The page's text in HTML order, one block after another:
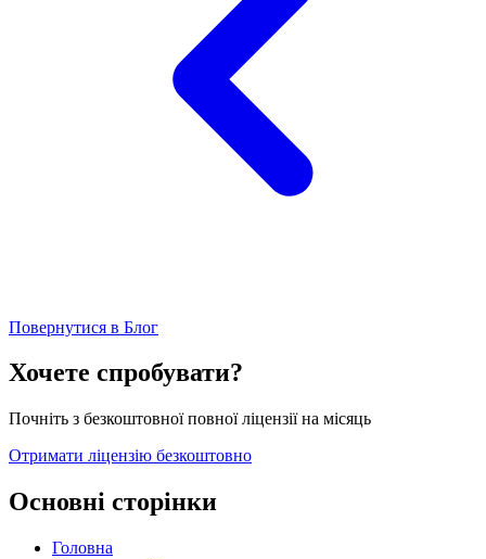
Повернутися в Блог
Хочете спробувати?
Почніть з безкоштовної повної ліцензії на місяць
Отримати ліцензію безкоштовно
Основні сторінки
Головна